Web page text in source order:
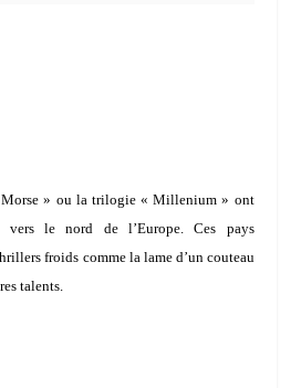
Morse » ou la trilogie « Millenium » ont
vers le nord de l’Europe. Ces pays
froids comme la lame d’un couteau
talents.